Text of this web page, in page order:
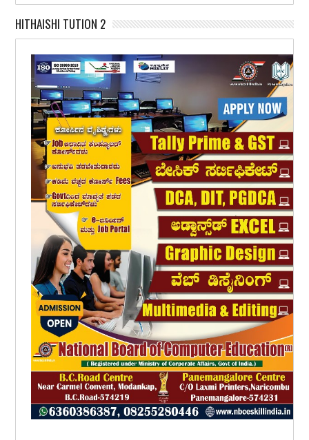
HITHAISHI TUTION 2